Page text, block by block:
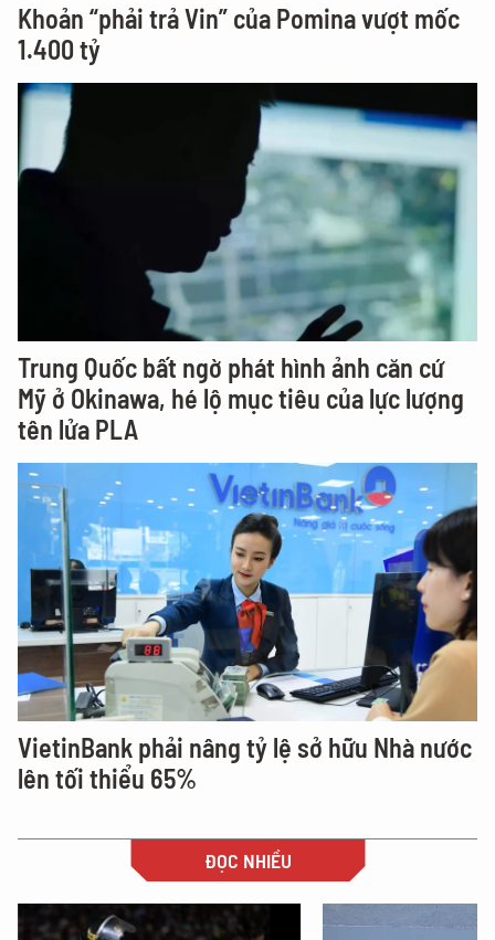
Khoản “phải trả Vin” của Pomina vượt mốc
1.400 tỷ
Trung Quốc bất ngờ phát hình ảnh căn cứ
Mỹ ở Okinawa, hé lộ mục tiêu của lực lượng
tên lửa PLA
VietinBank phải nâng tỷ lệ sở hữu Nhà nước
lên tối thiểu 65%
ĐỌC NHIỀU